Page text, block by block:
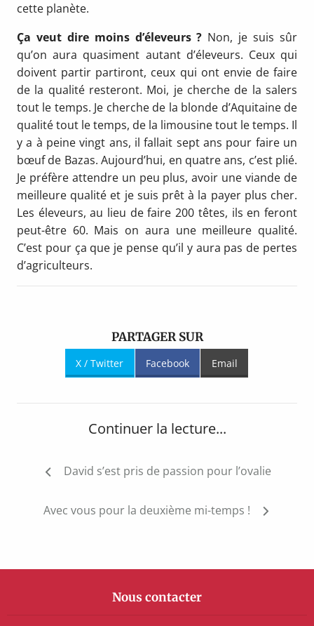
cette planète.
Ça veut dire moins d’éleveurs ? Non, je suis sûr
qu’on aura quasiment autant d’éleveurs. Ceux qui
doivent partir partiront, ceux qui ont envie de faire
de la qualité resteront. Moi, je cherche de la salers
tout le temps. Je cherche de la blonde d’Aquitaine de
qualité tout le temps, de la limou­sine tout le temps. Il
y a à peine vingt ans, il fallait sept ans pour faire un
bœuf de Bazas. Au­jourd’hui, en quatre ans, c’est plié.
Je préfère at­tendre un peu plus, avoir une viande de
meilleure qualité et je suis prêt à la payer plus cher.
Les éleveurs, au lieu de faire 200 têtes, ils en feront
peut-être 60. Mais on aura une meilleure qualité.
C’est pour ça que je pense qu’il y aura pas de pertes
d’agriculteurs.
PARTAGER SUR
X / Twitter Facebook Email
Continuer la lecture...
Navigation
l’article
David s’est pris de passion pour l’ovalie
Avec vous pour la deuxième mi-temps !
Nous contacter